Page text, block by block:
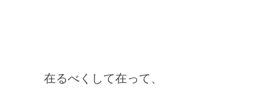
在るべくして在って、